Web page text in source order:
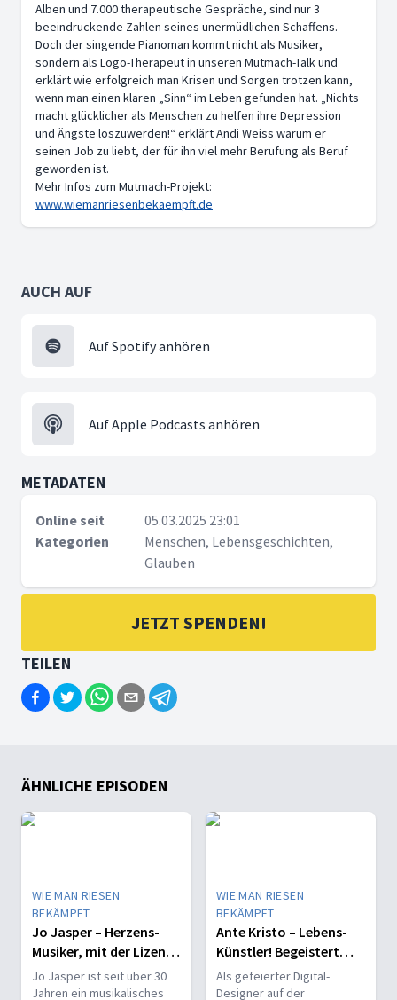
Alben und 7.000 therapeutische Gespräche, sind nur 3
beeindruckende Zahlen seines unermüdlichen Schaffens.
Doch der singende Pianoman kommt nicht als Musiker,
sondern als Logo-Therapeut in unseren Mutmach-Talk und
erklärt wie erfolgreich man Krisen und Sorgen trotzen kann,
wenn man einen klaren „Sinn“ im Leben gefunden hat. „Nichts
macht glücklicher als Menschen zu helfen ihre Depression
und Ängste loszuwerden!“ erklärt Andi Weiss warum er
seinen Job zu liebt, der für ihn viel mehr Berufung als Beruf
geworden ist.
Mehr Infos zum Mutmach-Projekt:
www.wiemanriesenbekaempft.de
AUCH AUF
Auf Spotify anhören
Auf Apple Podcasts anhören
METADATEN
Online seit
05.03.2025 23:01
Kategorien
Menschen, Lebensgeschichten,
Glauben
JETZT SPENDEN!
TEILEN
ÄHNLICHE EPISODEN
WIE MAN RIESEN
BEKÄMPFT
Jo Jasper – Herzens-
Musiker, mit der Lizenz
zum Dienen!
Jo Jasper ist seit über 30
Jahren ein musikalisches
WIE MAN RIESEN
BEKÄMPFT
Ante Kristo – Lebens-
Künstler! Begeistert
von Gottes Design!
Als gefeierter Digital-
Designer auf der